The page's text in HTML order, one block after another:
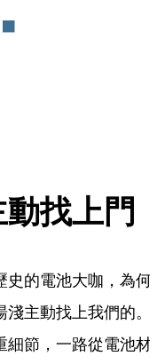
找上門
史的電池大咖，為何
淺主動找上我們的。
細節，一路從電池材